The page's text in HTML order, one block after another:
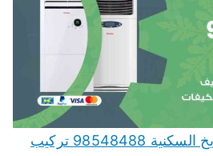
فني تكييف هندي الشويخ السكنية 98548488 تركيب